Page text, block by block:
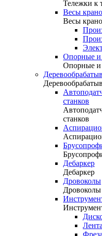
Тележки к
Весы
Весы
Опорные и
Опорные и
станков
станков
Дебаркер
Дебаркер
Дровоколы
Дровоколы